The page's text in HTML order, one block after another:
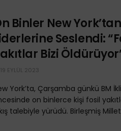
Binler New
Seslendi:
Bizi
19 EYLÜL 2023
York’ta, Çarşamba günkü BM
on binlerce kişi fosil
talebiyle yürüdü. Birleşmiş